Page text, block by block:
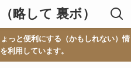
略して 裏ボ）
っと便利にする（かもしれない）情
利用しています。